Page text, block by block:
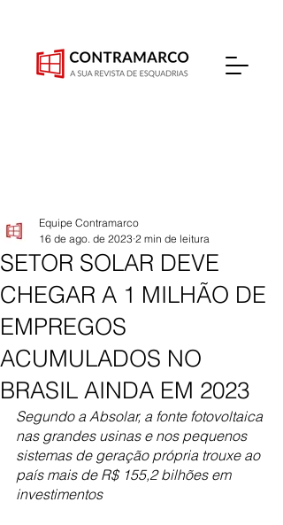
SETOR SOLAR DEVE
CHEGAR A 1 MILHÃO DE
EMPREGOS
ACUMULADOS NO
BRASIL AINDA EM 2023
Equipe Contramarco
16 de ago. de 2023 2 min de leitura
Segundo a Absolar, a fonte fotovoltaica
nas grandes usinas e nos pequenos
sistemas de geração própria trouxe ao
país mais de R$ 155,2 bilhões em
investimentos